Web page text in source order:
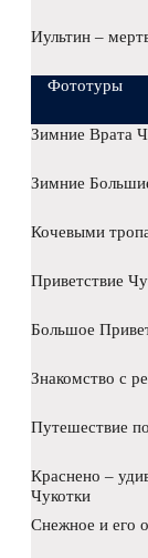
Иультин –
Фототуры
Зимние Врата
Зимние
Кочевыми
Приветствие
Большое
Знакомство с
Путешествие
Краснено –
Чукотки
Снежное и его